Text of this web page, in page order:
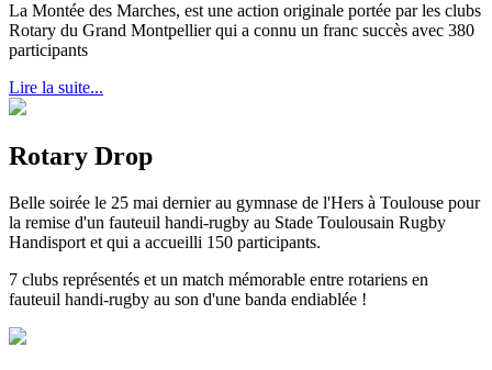
La Montée des Marches, est une action originale portée par les clubs
Rotary du Grand Montpellier qui a connu un franc succès avec 380
participants
Lire la suite...
Rotary Drop
Belle soirée le 25 mai dernier au gymnase de l'Hers à Toulouse pour
la remise d'un fauteuil handi-rugby au Stade Toulousain Rugby
Handisport et qui a accueilli 150 participants.
7 clubs représentés et un match mémorable entre rotariens en
fauteuil handi-rugby au son d'une banda endiablée !